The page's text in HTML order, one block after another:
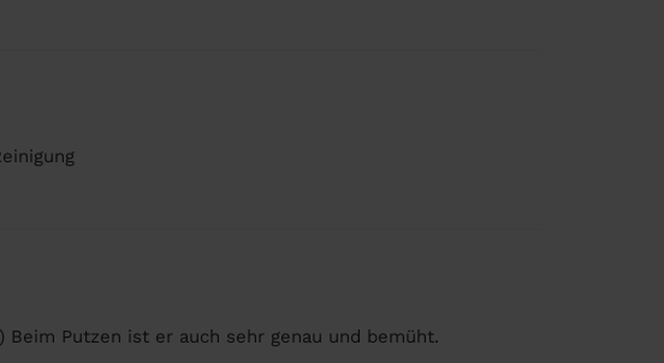
Putzen ist er auch sehr genau und bemüht.